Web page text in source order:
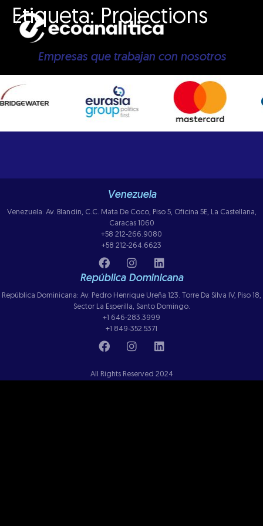
Etiqueta: Projections
Empresas que trabajan con nosotros
Venezuela
Venezuela: Av. Blandin, C.C. Mata De Coco, Piso 5, Oficina 5E, La Castellana,
Caracas 1060
+58 212-266.9080
+58 212-264.6623
República Dominicana
República Dominicana: Av. Pedro Henrique Ureña 123. Torre Da Silva IV, Piso 18,
Sector La Esperilla, Santo Domingo.
+1 646-283.3999
+1 849-352.5371
All Rights Reserved 2024